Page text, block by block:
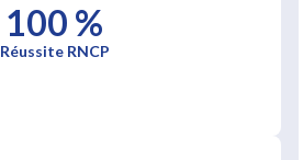
100 %
Réussite RNCP